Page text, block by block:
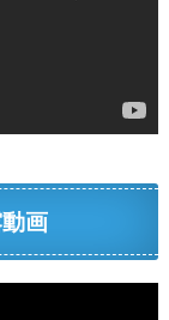
画